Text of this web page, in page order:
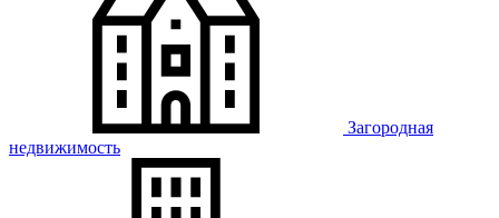
Загородная
недвижимость